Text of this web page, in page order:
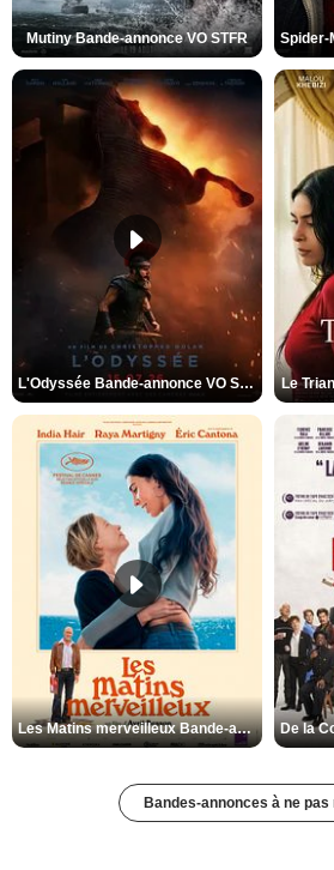
Mutiny Bande-annonce VO STFR
L'Odyssée Bande-annonce VO STFR Le
Les Matins merveilleux Bande-annonce VF
Bandes-annonces à ne pas